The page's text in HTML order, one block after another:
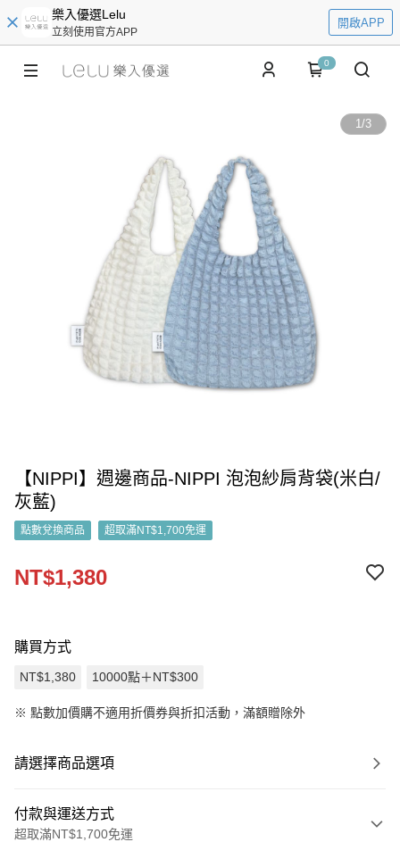
樂入優選Lelu
立刻使用官方APP
開啟APP
0
1/3
【NIPPI】週邊商品-NIPPI 泡泡紗肩背袋(米白/
灰藍)
點數兌換商品 超取滿NT$1,700免運
NT$1,380
購買方式
NT$1,380 10000點＋NT$300
※ 點數加價購不適用折價券與折扣活動，滿額贈除外
請選擇商品選項
付款與運送方式
超取滿NT$1,700免運